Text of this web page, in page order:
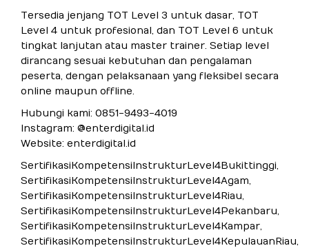
Tersedia jenjang TOT Level 3 untuk dasar, TOT
Level 4 untuk profesional, dan TOT Level 6 untuk
tingkat lanjutan atau master trainer. Setiap level
dirancang sesuai kebutuhan dan pengalaman
peserta, dengan pelaksanaan yang fleksibel secara
online maupun offline.
Hubungi kami: 0851-9493-4019
Instagram: @enterdigital.id
Website: enterdigital.id
SertifikasiKompetensiInstrukturLevel4Bukittinggi,
SertifikasiKompetensiInstrukturLevel4Agam,
SertifikasiKompetensiInstrukturLevel4Riau,
SertifikasiKompetensiInstrukturLevel4Pekanbaru,
SertifikasiKompetensiInstrukturLevel4Kampar,
SertifikasiKompetensiInstrukturLevel4KepulauanRiau,